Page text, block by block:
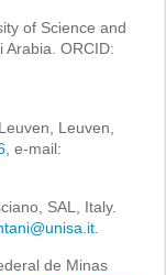
of Science and
Arabia. ORCID:
Leuven,
, e-mail:
SAL, Italy.
de Minas